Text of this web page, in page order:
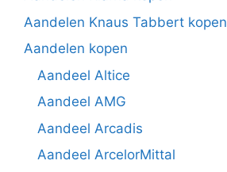
Aandelen Knaus Tabbert kopen
Aandelen kopen
Aandeel Altice
Aandeel AMG
Aandeel Arcadis
Aandeel ArcelorMittal